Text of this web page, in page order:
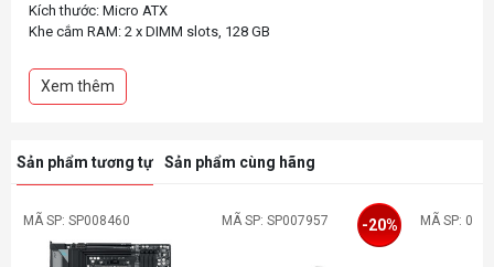
Kích thước: Micro ATX
Khe cắm RAM: 2 x DIMM slots, 128 GB
running at x16 (PCIEX16), 1 x PCI Express x16 slot, supporting PCIe
4.0 and running at x4 (PCIEX4)
Xem thêm
Sản phẩm tương tự Sản phẩm cùng hãng
MÃ SP: SP008460 MÃ SP: SP007957 -20% MÃ SP: 0